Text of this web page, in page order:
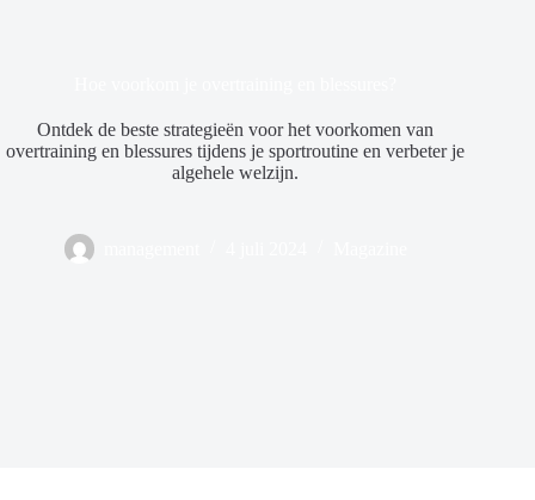
Ontdek de beste strategieën voor het voorkomen van
overtraining en blessures tijdens je sportroutine en verbeter je
algehele welzijn.